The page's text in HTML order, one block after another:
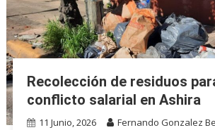
Recolección de residuos
conflicto salarial en Ashira
11 Junio, 2026 Fernando Gonzalez